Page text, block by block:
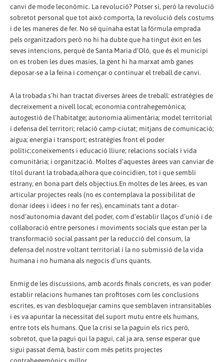
canvi de mode leconòmic. La revolució? Potser sí, però la revolució
sobretot personal que tot això comporta, la revolució dels costums
i de les maneres de fer. No sé quinaha estat la fórmula emprada
pels organitzadors però no hi ha dubte que ha tingut èxit en les
seves intencions, perquè de Santa Maria d’Oló, que és el municipi
on es troben les dues masies, la gent hi ha marxat amb ganes
deposar-se a la feina i començar o continuar el treball de canvi.
A la trobada s’hi han tractat diverses àrees de treball: estratègies de
decreixement a nivell local; economia contrahegemònica;
autogestió de l'habitatge; autonomia alimentària; model territorial
i defensa del territori; relació camp-ciutat; mitjans de comunicació;
aigua; energia i transport; estratègies front el poder
polític;coneixements i educació lliure; relacions socials i vida
comunitària; i organització. Moltes d’aquestes àrees van canviar de
títol durant la trobada,alhora que coincidien, tot i que sembli
estrany, en bona part dels objectius.En moltes de les àrees, es van
articular projectes reals (no es contemplava la possibilitat de
donar idees i idees i no fer res), encaminats tant a dotar-
nosd‘autonomia davant del poder, com d’establir llaços d’unió i de
col·laboració entre persones i moviments socials que estan per la
transformació social passant per la reducció del consum, la
defensa del nostre voltant territorial i la no submissió de la vida
humana i no humana als negocis d’uns quants.
Enmig de les discussions, amb acords finals concrets, es van poder
establir relacions humanes tan profitoses com les conclusions
escrites, es van desbloquejar camins que semblaven intransitables
i es va apuntar la necessitat del suport mutu entre els humans,
entre tots els humans. Que la crisi se la paguin els rics però,
sobretot, que la pagui qui la pagui, cal ja ara, sense esperar que
sigui passat demà, bastir com més petits projectes
contrahegemònics millor.